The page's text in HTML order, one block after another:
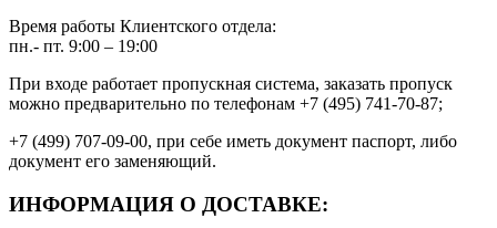
Время работы Клиентского отдела:
пн.- пт. 9:00 – 19:00
При входе работает пропускная система, заказать пропуск
можно предварительно по телефонам +7 (495) 741-70-87;
+7 (499) 707-09-00, при себе иметь документ паспорт, либо
документ его заменяющий.
ИНФОРМАЦИЯ О ДОСТАВКЕ: